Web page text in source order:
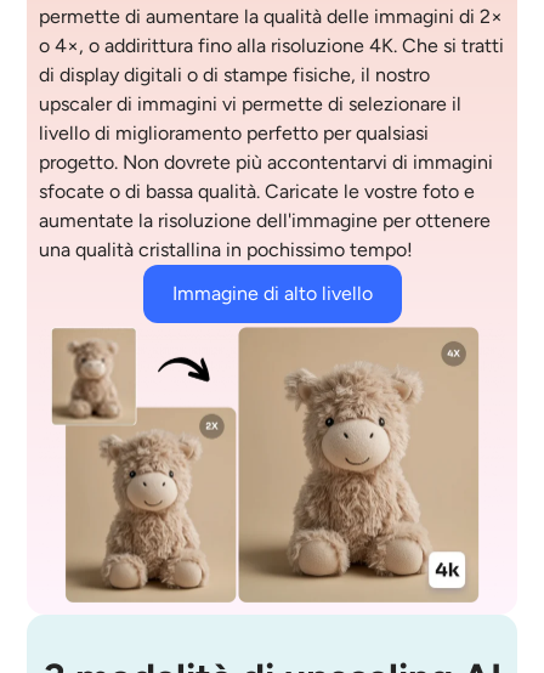
permette di aumentare la qualità delle immagini di 2×
o 4×, o addirittura fino alla risoluzione 4K. Che si tratti
di display digitali o di stampe fisiche, il nostro
upscaler di immagini vi permette di selezionare il
livello di miglioramento perfetto per qualsiasi
progetto. Non dovrete più accontentarvi di immagini
sfocate o di bassa qualità. Caricate le vostre foto e
aumentate la risoluzione dell'immagine per ottenere
una qualità cristallina in pochissimo tempo!
Immagine di alto livello